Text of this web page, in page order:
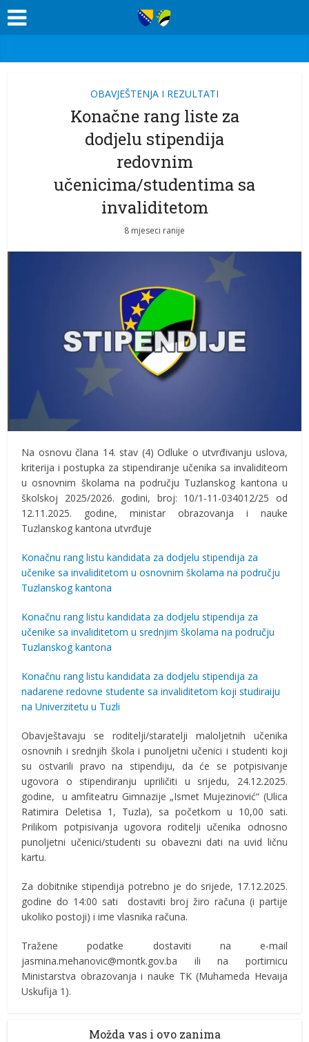
OBAVJEŠTENJA I REZULTATI
Konačne rang liste za
dodjelu stipendija
redovnim
učenicima/studentima sa
invaliditetom
8 mjeseci ranije
Na osnovu člana 14. stav (4) Odluke o utvrđivanju uslova,
kriterija i postupka za stipendiranje učenika sa invaliditeom
u osnovnim školama na području Tuzlanskog kantona u
školskoj 2025/2026. godini, broj: 10/1-11-034012/25 od
12.11.2025. godine, ministar obrazovanja i nauke
Tuzlanskog kantona utvrđuje
Konačnu rang listu kandidata za dodjelu stipendija za
učenike sa invaliditetom u osnovnim školama na području
Tuzlanskog kantona
Konačnu rang listu kandidata za dodjelu stipendija za
učenike sa invaliditetom u srednjim školama na području
Tuzlanskog kantona
Konačnu rang listu kandidata za dodjelu stipendija za
nadarene redovne studente sa invaliditetom koji studiraiju
na Univerzitetu u Tuzli
Obavještavaju se roditelji/staratelji maloljetnih učenika
osnovnih i srednjih škola i punoljetni učenici i studenti koji
su ostvarili pravo na stipendiju, da će se potpisivanje
ugovora o stipendiranju upriličiti u srijedu, 24.12.2025.
godine, u amfiteatru Gimnazije „Ismet Mujezinović“ (Ulica
Ratimira Deletisa 1, Tuzla), sa početkom u 10,00 sati.
Prilikom potpisivanja ugovora roditelji učenika odnosno
punoljetni učenici/studenti su obavezni dati na uvid ličnu
kartu.
Za dobitnike stipendija potrebno je do srijede, 17.12.2025.
godine do 14:00 sati dostaviti broj žiro računa (i partije
ukoliko postoji) i ime vlasnika računa.
Tražene podatke dostaviti na e-mail
jasmina.mehanovic@montk.gov.ba ili na portirnicu
Ministarstva obrazovanja i nauke TK (Muhameda Hevaija
Uskufija 1).
Možda vas i ovo zanima